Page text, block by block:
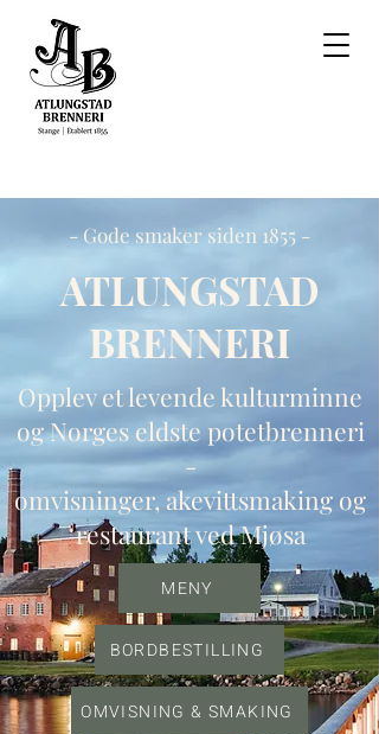
- Gode smaker siden 1855 -
ATLUNGSTAD
BRENNERI
Opplev et levende kulturminne
og Norges eldste potetbrenneri
-
omvisninger, akevittsmaking og
restaurant ved Mjøsa
MENY
BORDBESTILLING
OMVISNING & SMAKING